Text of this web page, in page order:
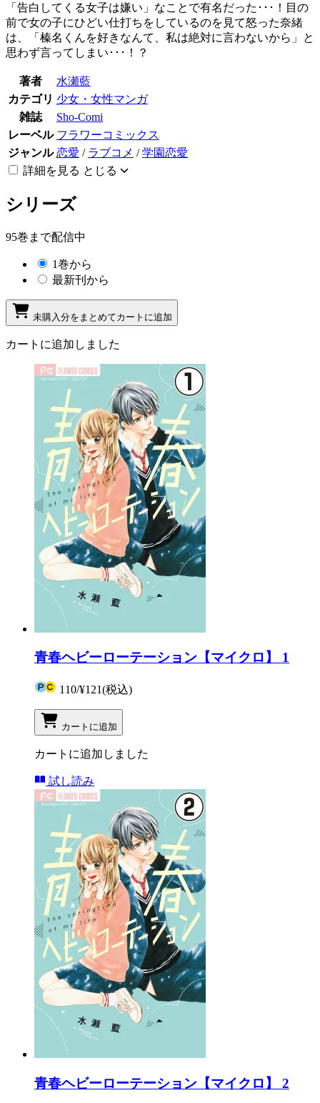
「告白してくる女子は嫌い」なことで有名だった･･･！目の
前で女の子にひどい仕打ちをしているのを見て怒った奈緒
は、「榛名くんを好きなんて、私は絶対に言わないから」と
思わず言ってしまい･･･！？
著者
水瀬藍
カテゴリ 少女・女性マンガ
雑誌
Sho-Comi
レーベル フラワーコミックス
ジャンル 恋愛 / ラブコメ /学園恋愛
詳細を見る とじる
シリーズ
95巻まで配信中
1巻から
最新刊から
未購入分をまとめてカートに追加
カートに追加しました
青春ヘビーローテーション【マイクロ】 1
110/¥121(税込)
カートに追加
カートに追加しました
試し読み
青春ヘビーローテーション【マイクロ】 2